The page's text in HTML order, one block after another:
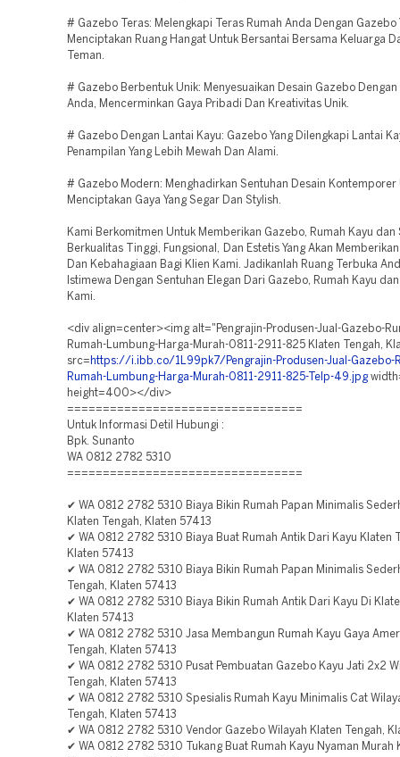
# Gazebo Teras: Melengkapi Teras Rumah Anda Dengan Gazebo
Menciptakan Ruang Hangat Untuk Bersantai Bersama Keluarga
Teman.
# Gazebo Berbentuk Unik: Menyesuaikan Desain Gazebo Dengan
Anda, Mencerminkan Gaya Pribadi Dan Kreativitas Unik.
# Gazebo Dengan Lantai Kayu: Gazebo Yang Dilengkapi Lantai
Penampilan Yang Lebih Mewah Dan Alami.
# Gazebo Modern: Menghadirkan Sentuhan Desain Kontemporer
Menciptakan Gaya Yang Segar Dan Stylish.
Kami Berkomitmen Untuk Memberikan Gazebo, Rumah Kayu dan
Berkualitas Tinggi, Fungsional, Dan Estetis Yang Akan
Dan Kebahagiaan Bagi Klien Kami. Jadikanlah Ruang Terbuka
Istimewa Dengan Sentuhan Elegan Dari Gazebo, Rumah Kayu
Kami.
<div align=center><img alt="Pengrajin-Produsen-Jual-Gazebo-
Rumah-Lumbung-Harga-Murah-0811-2911-825 Klaten Tengah,
src= https://i.ibb.co/1L99pk7/Pengrajin-Produsen-Jual-Gazebo-
Rumah-Lumbung-Harga-Murah-0811-2911-825-Telp-49.jpg
height=400></div>
=================================
Untuk Informasi Detil Hubungi :
Bpk. Sunanto
WA 0812 2782 5310
=================================
✔ WA 0812 2782 5310 Biaya Bikin Rumah Papan Minimalis
Klaten Tengah, Klaten 57413
✔ WA 0812 2782 5310 Biaya Buat Rumah Antik Dari Kayu Klaten
Klaten 57413
✔ WA 0812 2782 5310 Biaya Bikin Rumah Papan Minimalis
Tengah, Klaten 57413
✔ WA 0812 2782 5310 Biaya Bikin Rumah Antik Dari Kayu Di
Klaten 57413
✔ WA 0812 2782 5310 Jasa Membangun Rumah Kayu Gaya
Tengah, Klaten 57413
✔ WA 0812 2782 5310 Pusat Pembuatan Gazebo Kayu Jati 2x2
Tengah, Klaten 57413
✔ WA 0812 2782 5310 Spesialis Rumah Kayu Minimalis Cat
Tengah, Klaten 57413
✔ WA 0812 2782 5310 Vendor Gazebo Wilayah Klaten Tengah,
✔ WA 0812 2782 5310 Tukang Buat Rumah Kayu Nyaman Murah